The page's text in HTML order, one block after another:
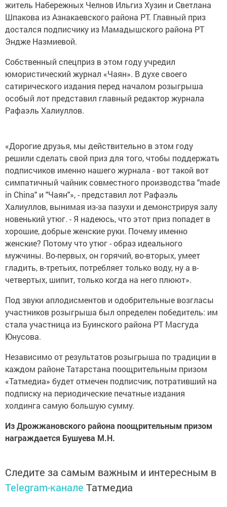
житель Набережных Челнов Ильгиз Хузин и Светлана
Шпакова из Азнакаевского района РТ. Главный приз
достался подписчику из Мамадышского района РТ
Эндже Назмиевой.
Собственный спецприз в этом году учредил
юмористический журнал «Чаян». В духе своего
сатирического издания перед началом розыгрыша
особый лот представил главный редактор журнала
Рафаэль Халиуллов.
«Дорогие друзья, мы действительно в этом году
решили сделать свой приз для того, чтобы поддержать
подписчиков именно нашего журнала - вот такой вот
симпатичный чайник совместного производства "made
in China" и "Чаян"», - представил лот Рафаэль
Халиуллов, вынимая из-за пазухи и демонстрируя залу
новенький утюг. - Я надеюсь, что этот приз попадет в
хорошие, добрые женские руки. Почему именно
женские? Потому что утюг - образ идеального
мужчины. Во-первых, он горячий, во-вторых, умеет
гладить, в-третьих, потребляет только воду, ну а в-
четвертых, шипит, только когда на него плюют».
Под звуки аплодисментов и одобрительные возгласы
участников розыгрыша был определен победитель: им
стала участница из Буинского района РТ Масгуда
Юнусова.
Независимо от результатов розыгрыша по традиции в
каждом районе Татарстана поощрительным призом
«Татмедиа» будет отмечен подписчик, потративший на
подписку на периодические печатные издания
холдинга самую большую сумму.
Из Дрожжановского района поощрительным призом
награждается Бушуева М.Н.
Следите за самым важным и интересным в
Telegram-канале Татмедиа